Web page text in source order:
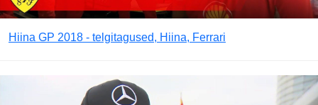
Hiina GP 2018 - telgitagused, Hiina, Ferrari